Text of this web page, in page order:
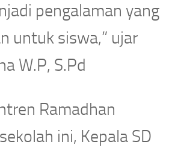
pengalaman yang
untuk siswa,” ujar
W.P, S.Pd
Ramadhan
ini, Kepala SD